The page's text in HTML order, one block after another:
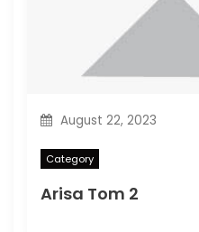
August 22, 2023
Category
Arisa Tom 2